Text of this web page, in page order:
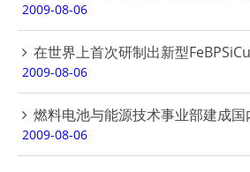
2009-08-06
在世界上首次研制出新型
2009-08-06
燃料电池与能源技术事业部建成国内
2009-08-06